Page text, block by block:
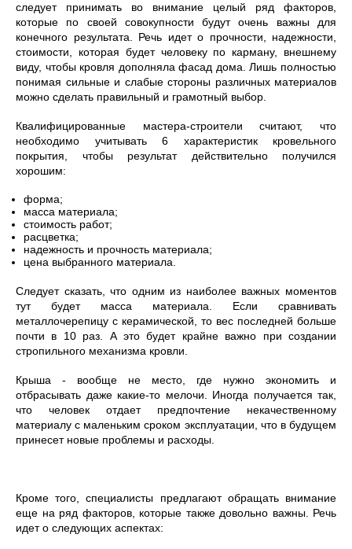
следует принимать во внимание целый ряд факторов,
которые по своей совокупности будут очень важны для
конечного результата. Речь идет о прочности, надежности,
стоимости, которая будет человеку по карману, внешнему
виду, чтобы кровля дополняла фасад дома. Лишь полностью
понимая сильные и слабые стороны различных материалов
можно сделать правильный и грамотный выбор.
Квалифицированные мастера-строители считают, что
необходимо учитывать 6 характеристик кровельного
покрытия, чтобы результат действительно получился
хорошим:
форма;
масса материала;
стоимость работ;
расцветка;
надежность и прочность материала;
цена выбранного материала.
Следует сказать, что одним из наиболее важных моментов
тут будет масса материала. Если сравнивать
металлочерепицу с керамической, то вес последней больше
почти в 10 раз. А это будет крайне важно при создании
стропильного механизма кровли.
Крыша - вообще не место, где нужно экономить и
отбрасывать даже какие-то мелочи. Иногда получается так,
что человек отдает предпочтение некачественному
материалу с маленьким сроком эксплуатации, что в будущем
принесет новые проблемы и расходы.
Кроме того, специалисты предлагают обращать внимание
еще на ряд факторов, которые также довольно важны. Речь
идет о следующих аспектах: